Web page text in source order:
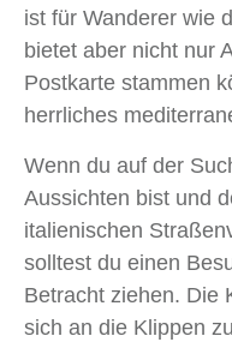
ist für Wanderer wie
bietet aber nicht nur
Postkarte stammen
herrliches
Wenn du auf der
Aussichten bist und
italienischen
solltest du einen
Betracht ziehen. Die
sich an die Klippen